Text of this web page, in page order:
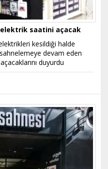
saatini açacak
kesildiği halde
sahnelemeye devam eden
duyurdu